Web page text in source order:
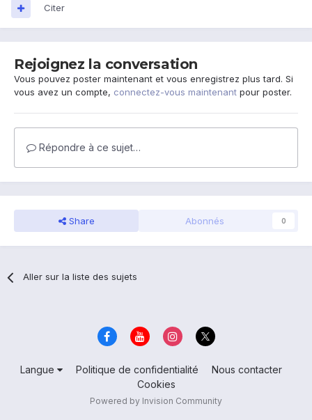
Citer
Rejoignez la conversation
Vous pouvez poster maintenant et vous enregistrez plus tard. Si
vous avez un compte, connectez-vous maintenant pour poster.
Répondre à ce sujet…
Share Abonnés 0
Aller sur la liste des sujets
Langue Politique de confidentialité
Nous contacter
Cookies
Powered by Invision Community